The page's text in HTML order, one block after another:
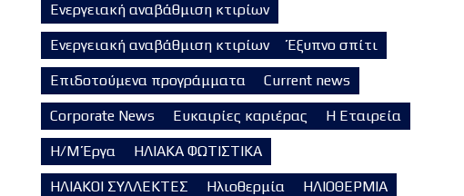
Ενεργειακή αναβάθμιση κτιρίων
Ενεργειακή αναβάθμιση κτιρίων Έξυπνο σπίτι
Επιδοτούμενα προγράμματα Current news
Corporate News Ευκαιρίες καριέρας Η Εταιρεία
Η/Μ Έργα ΗΛΙΑΚΑ ΦΩΤΙΣΤΙΚΑ
ΗΛΙΑΚΟΙ ΣΥΛΛΕΚΤΕΣ Ηλιοθερμία ΗΛΙΟΘΕΡΜΙΑ